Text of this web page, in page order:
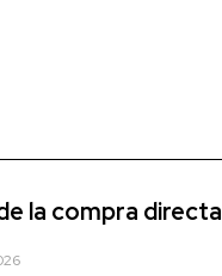
la compra directa